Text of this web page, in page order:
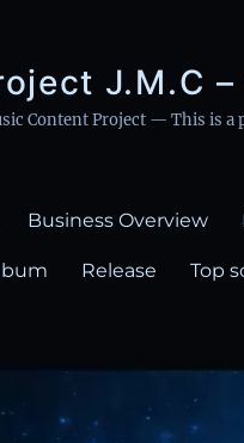
J.M.C
Content Project — This is
Business Overview
Release Top